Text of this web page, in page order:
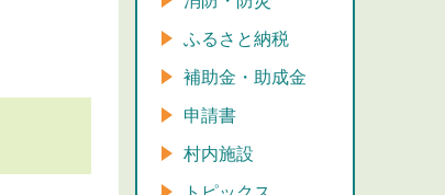
ふるさと納税
補助金・助成金
申請書
村内施設